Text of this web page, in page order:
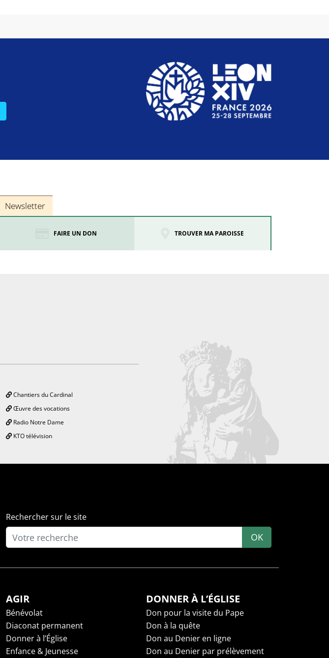
Newsletter
FAIRE UN DON TROUVER MA PAROISSE
Chantiers du Cardinal
Œuvre des vocations
Radio Notre Dame
KTO télévision
Rechercher sur le site
OK
AGIR
Bénévolat
Diaconat permanent
Donner à l’Église
Enfance & Jeunesse
DONNER À L’ÉGLISE
Don pour la visite du Pape
Don à la quête
Don au Denier en ligne
Don au Denier par prélèvement